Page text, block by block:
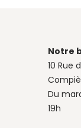
Notre
10 Rue
Du
19h